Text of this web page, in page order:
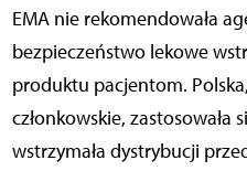
EMA nie rekomendowała
bezpieczeństwo lekowe
produktu pacjentom.
członkowskie, zastosowała
wstrzymała dystrybucji